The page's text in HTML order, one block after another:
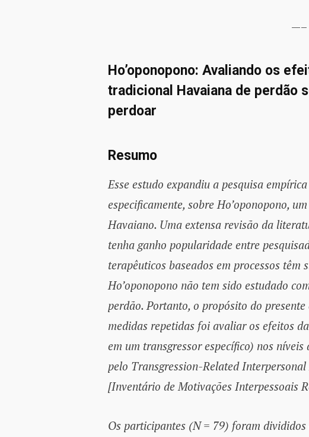
—–
Ho’oponopono: Avaliando os
tradicional Havaiana de perdão
perdoar
Resumo
Esse estudo expandiu a pesquisa
especificamente, sobre Ho’oponopono,
Havaiano. Uma extensa revisão da
tenha ganho popularidade entre
terapêuticos baseados em processos têm
Ho’oponopono não tem sido estudado
perdão. Portanto, o propósito do
medidas repetidas foi avaliar os efeitos
em um transgressor específico) nos
pelo Transgression-Related
[Inventário de Motivações Interpessoais
Os participantes (N = 79) foram